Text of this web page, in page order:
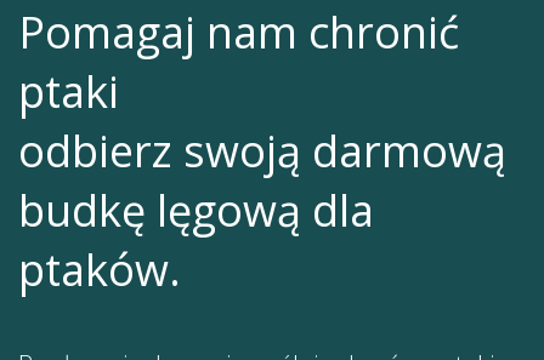
Pomagaj nam chronić
ptaki
odbierz swoją darmową
budkę lęgową dla
ptaków.